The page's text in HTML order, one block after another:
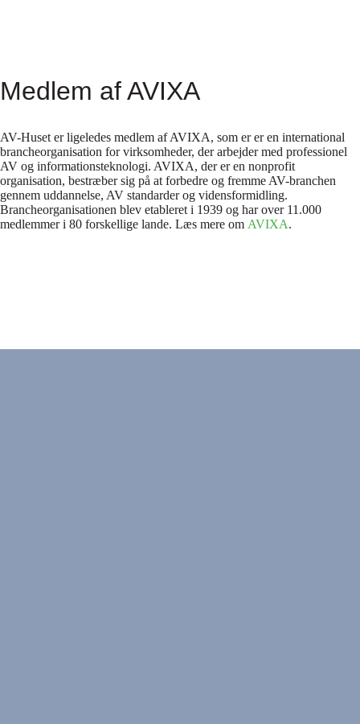
Medlem af AVIXA
AV-Huset er ligeledes medlem af AVIXA, som er er en international
brancheorganisation for virksomheder, der arbejder med professionel
AV og informationsteknologi. AVIXA, der er en nonprofit
organisation, bestræber sig på at forbedre og fremme AV-branchen
gennem uddannelse, AV standarder og vidensformidling.
Brancheorganisationen blev etableret i 1939 og har over 11.000
medlemmer i 80 forskellige lande. Læs mere om AVIXA.